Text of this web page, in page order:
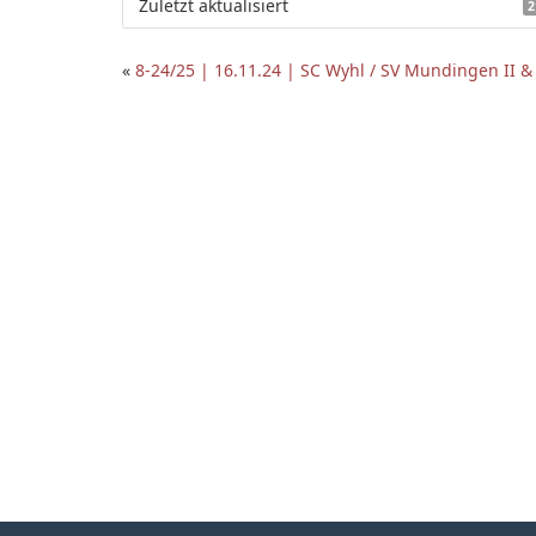
Zuletzt aktualisiert
« 8-24/25 | 16.11.24 | SC Wyhl / SV Mundingen II